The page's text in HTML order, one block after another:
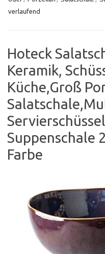
verlaufend
Hoteck
Keramik,
Küche,Groß
Suppenschale
Farbe